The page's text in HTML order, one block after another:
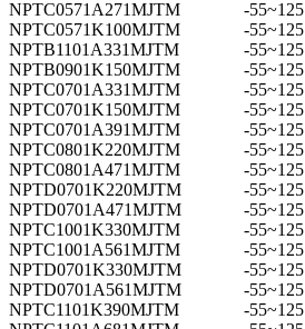
NPTC0571A271MJTM
-55~125
NPTC0571K100MJTM
-55~125
NPTB1101A331MJTM
-55~125
NPTB0901K150MJTM
-55~125
NPTC0701A331MJTM
-55~125
NPTC0701K150MJTM
-55~125
NPTC0701A391MJTM
-55~125
NPTC0801K220MJTM
-55~125
NPTC0801A471MJTM
-55~125
NPTD0701K220MJTM
-55~125
NPTD0701A471MJTM
-55~125
NPTC1001K330MJTM
-55~125
NPTC1001A561MJTM
-55~125
NPTD0701K330MJTM
-55~125
NPTD0701A561MJTM
-55~125
NPTC1101K390MJTM
-55~125